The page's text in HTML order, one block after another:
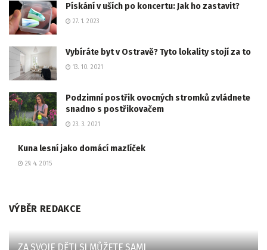
Pískání v uších po koncertu: Jak ho zastavit?
27. 1. 2023
Vybíráte byt v Ostravě? Tyto lokality stojí za to
13. 10. 2021
Podzimní postřik ovocných stromků zvládnete
snadno s postřikovačem
23. 3. 2021
Kuna lesní jako domácí mazlíček
29. 4. 2015
VÝBĚR REDAKCE
ZA SVOJE DĚTI SI MŮŽETE SAMI